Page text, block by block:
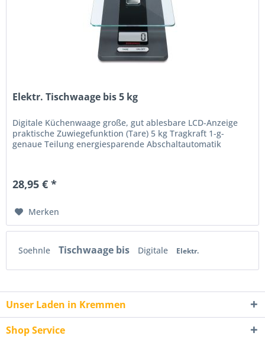
Elektr. Tischwaage bis 5 kg
Digitale Küchenwaage große, gut ablesbare LCD-Anzeige
praktische Zuwiegefunktion (Tare) 5 kg Tragkraft 1-g-
genaue Teilung energiesparende Abschaltautomatik
28,95 € *
Merken
Soehnle Tischwaage bis Digitale Elektr.
Unser Laden in Kremmen
Shop Service